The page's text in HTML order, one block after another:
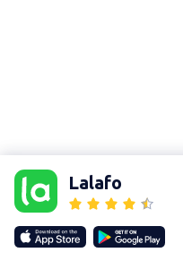
Lalafo
Our websites
lalafo.kg
lalafo.rs
lalafo.pl